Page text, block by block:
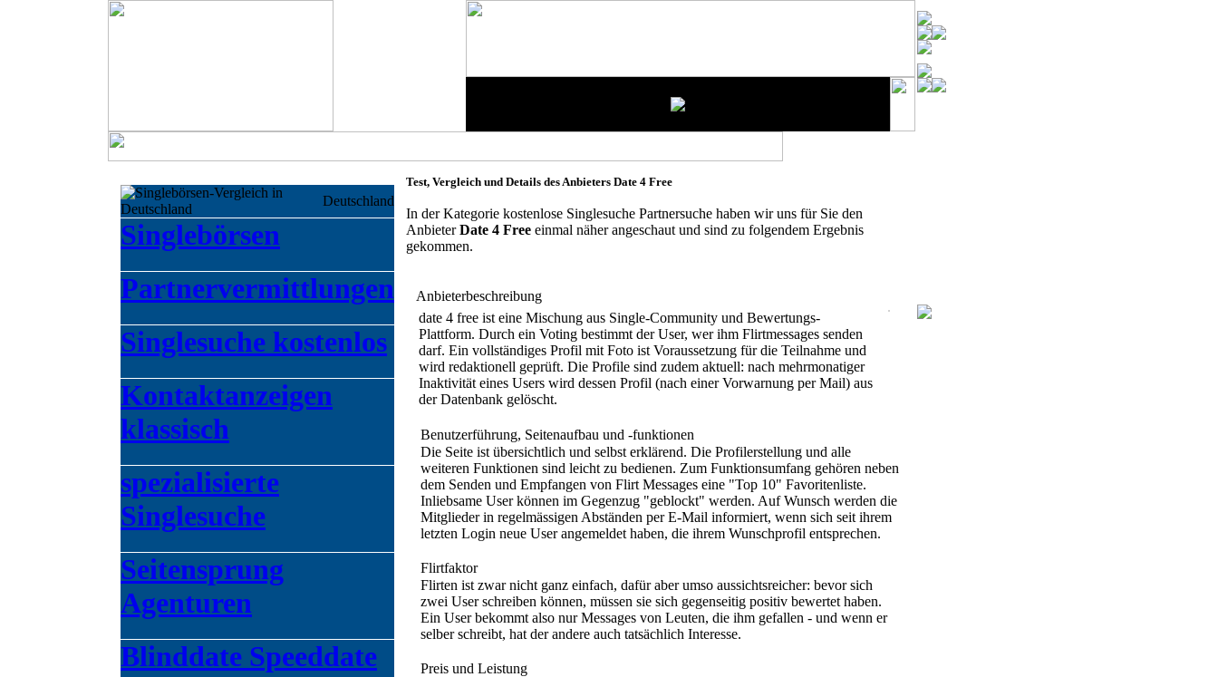
Deutschland
Singlebörsen
Partnervermittlungen
Singlesuche kostenlos
Kontaktanzeigen
klassisch
spezialisierte
Singlesuche
Seitensprung
Agenturen
Blinddate Speeddate
Test, Vergleich und Details des Anbieters Date 4 Free
In der Kategorie kostenlose Singlesuche Partnersuche haben wir uns für Sie den
AnbieterDate 4 Free einmal näher angeschaut und sind zu folgendem Ergebnis
gekommen.
Anbieterbeschreibung
date 4 free ist eine Mischung aus Single-Community und Bewertungs-
Plattform. Durch ein Voting bestimmt der User, wer ihm Flirtmessages senden
darf. Ein vollständiges Profil mit Foto ist Voraussetzung für die Teilnahme und
wird redaktionell geprüft. Die Profile sind zudem aktuell: nach mehrmonatiger
Inaktivität eines Users wird dessen Profil (nach einer Vorwarnung per Mail) aus
der Datenbank gelöscht.
Benutzerführung, Seitenaufbau und -funktionen
Die Seite ist übersichtlich und selbst erklärend. Die Profilerstellung und alle
weiteren Funktionen sind leicht zu bedienen. Zum Funktionsumfang gehören neben
dem Senden und Empfangen von Flirt Messages eine "Top 10" Favoritenliste.
Inliebsame User können im Gegenzug "geblockt" werden. Auf Wunsch werden die
Mitglieder in regelmässigen Abständen per E-Mail informiert, wenn sich seit ihrem
letzten Login neue User angemeldet haben, die ihrem Wunschprofil entsprechen.
Flirtfaktor
Flirten ist zwar nicht ganz einfach, dafür aber umso aussichtsreicher: bevor sich
zwei User schreiben können, müssen sie sich gegenseitig positiv bewertet haben.
Ein User bekommt also nur Messages von Leuten, die ihm gefallen - und wenn er
selber schreibt, hat der andere auch tatsächlich Interesse.
Preis und Leistung